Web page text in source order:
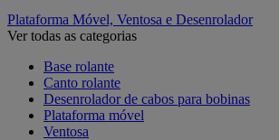
Plataforma Móvel, Ventosa e Desenrolador
Ver todas as categorias
Base rolante
Canto rolante
Desenrolador de cabos para bobinas
Plataforma móvel
Ventosa